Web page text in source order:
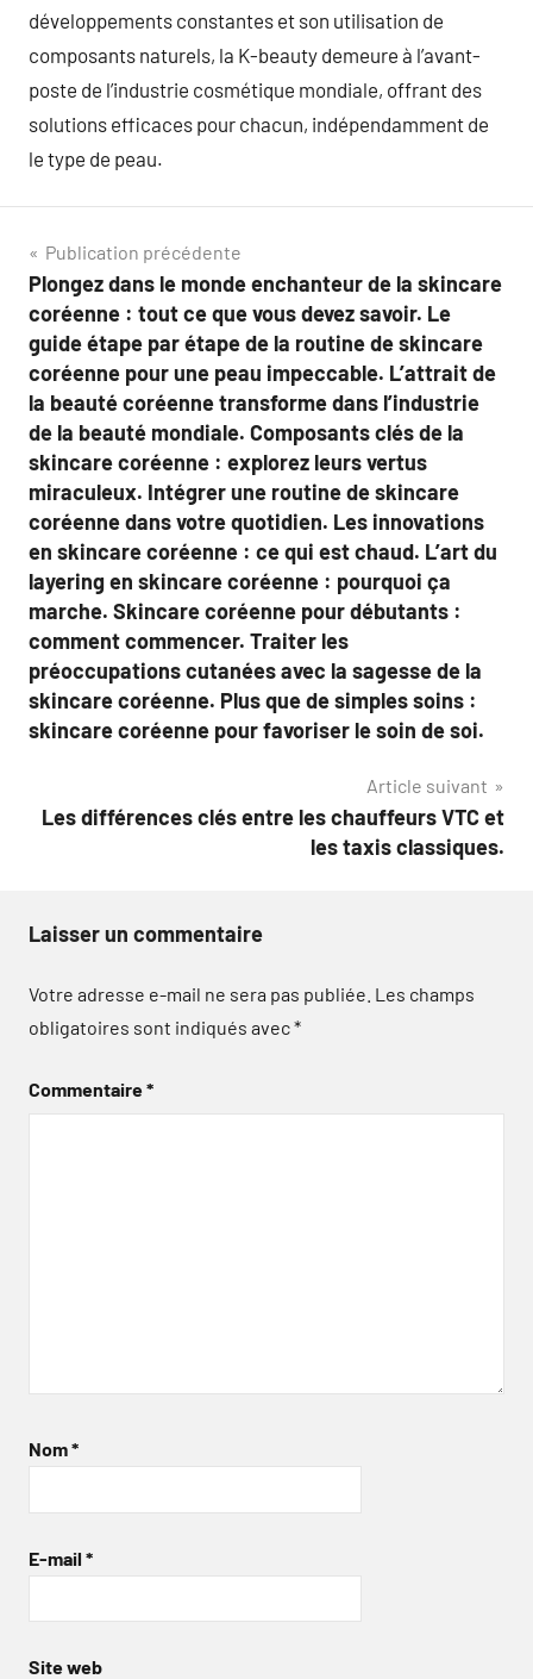
développements constantes et son utilisation de
composants naturels, la K-beauty demeure à l’avant-
poste de l’industrie cosmétique mondiale, offrant des
solutions efficaces pour chacun, indépendamment de
le type de peau.
Navigation
de
l’article
Publication précédente
Plongez dans le monde enchanteur de la skincare
coréenne : tout ce que vous devez savoir. Le
guide étape par étape de la routine de skincare
coréenne pour une peau impeccable. L’attrait de
la beauté coréenne transforme dans l’industrie
de la beauté mondiale. Composants clés de la
skincare coréenne : explorez leurs vertus
miraculeux. Intégrer une routine de skincare
coréenne dans votre quotidien. Les innovations
en skincare coréenne : ce qui est chaud. L’art du
layering en skincare coréenne : pourquoi ça
marche. Skincare coréenne pour débutants :
comment commencer. Traiter les
préoccupations cutanées avec la sagesse de la
skincare coréenne. Plus que de simples soins :
skincare coréenne pour favoriser le soin de soi.
Article suivant
Les différences clés entre les chauffeurs VTC et
les taxis classiques.
Laisser un commentaire
Votre adresse e-mail ne sera pas publiée. Les champs
obligatoires sont indiqués avec*
Commentaire*
Nom*
E-mail *
Site web